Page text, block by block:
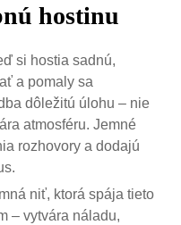
hostinu
si hostia sadnú,
a pomaly sa
dôležitú úlohu – nie
atmosféru. Jemné
rozhovory a dodajú
niť, ktorá spája tieto
– vytvára náladu,